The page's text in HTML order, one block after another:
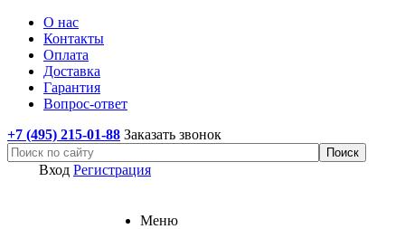
О нас
Контакты
Оплата
Доставка
Гарантия
Вопрос-ответ
+7 (495) 215-01-88 Заказать звонок
Вход Регистрация
Меню